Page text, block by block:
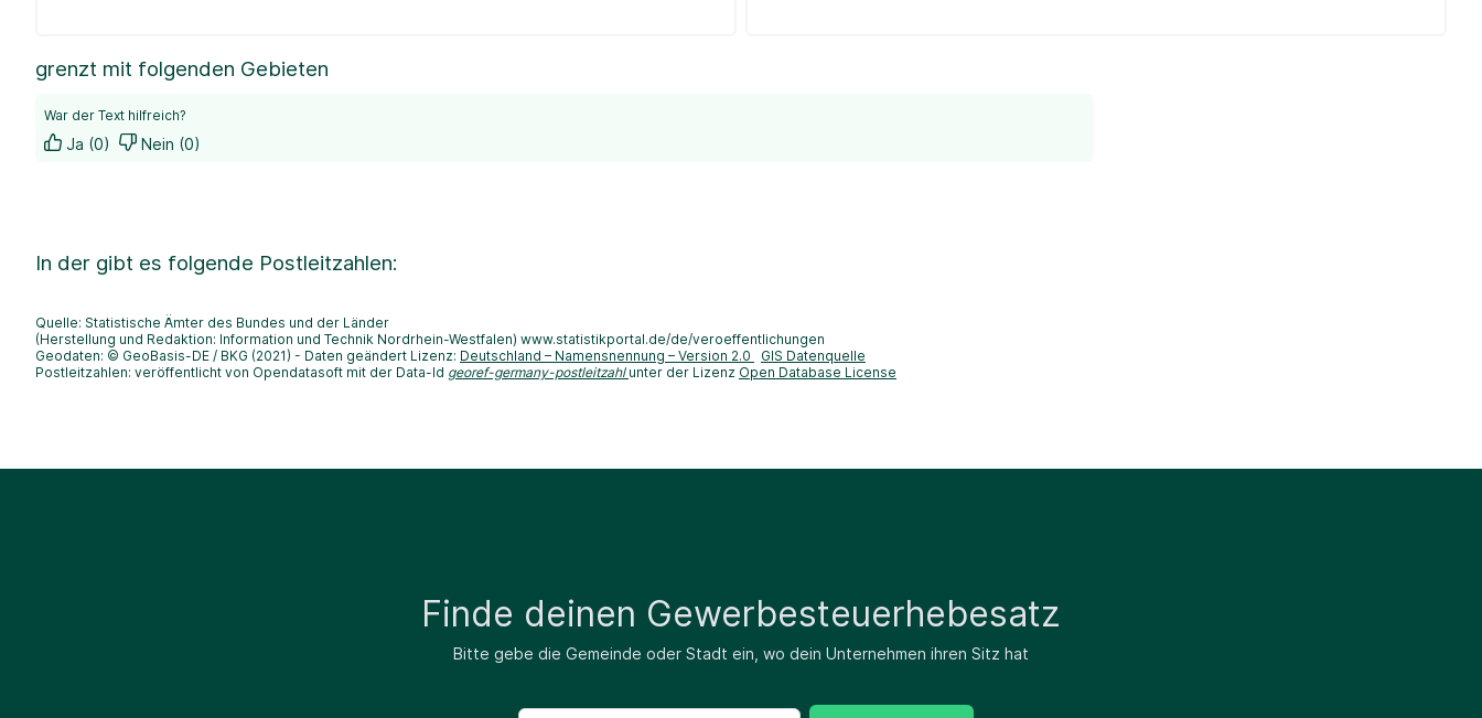
grenzt mit folgenden Gebieten
War der Text hilfreich?
Ja (0) Nein (0)
In der gibt es folgende Postleitzahlen:
Quelle: Statistische Ämter des Bundes und der Länder
(Herstellung und Redaktion: Information und Technik Nordrhein-Westfalen) www.statistikportal.de/de/veroeffentlichungen
Geodaten: © GeoBasis-DE / BKG (2021) - Daten geändert Lizenz: Deutschland – Namensnennung – Version 2.0
GIS Datenquelle
Postleitzahlen: veröffentlicht von Opendatasoft mit der Data-Id georef-germany-postleitzahl unter der Lizenz Open Database License
Finde deinen Gewerbesteuerhebesatz
Bitte gebe die Gemeinde oder Stadt ein, wo dein Unternehmen ihren Sitz hat